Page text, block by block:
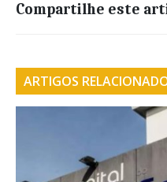
Compartilhe este
ARTIGOS